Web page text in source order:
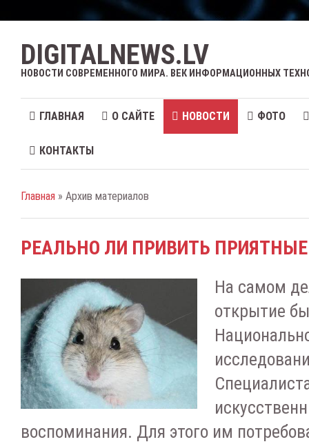
DIGITALNEWS.LV
НОВОСТИ СОВРЕМЕННОГО МИРА. ВЕК ИНФОРМАЦИОННЫХ
ГЛАВНАЯ О САЙТЕ НОВОСТИ ФОТО
КОНТАКТЫ
Главная » Архив материалов
РЕАЛЬНО ЛИ ПРИВИТЬ
На самом
открытие
воспоминания. Для этого им